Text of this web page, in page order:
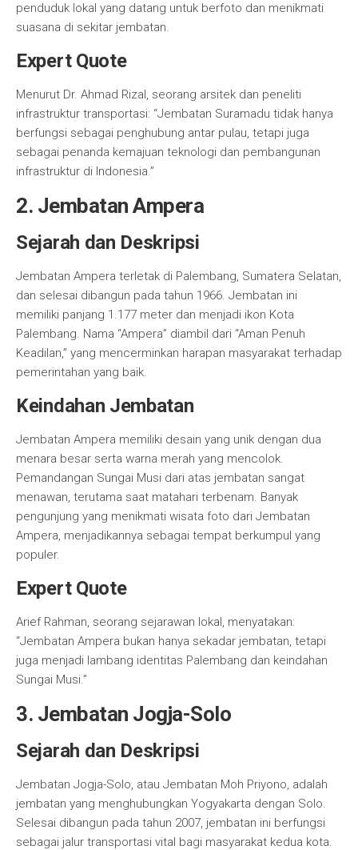
penduduk lokal yang datang untuk berfoto dan menikmati
suasana di sekitar jembatan.
Expert Quote
Menurut Dr. Ahmad Rizal, seorang arsitek dan peneliti
infrastruktur transportasi: “Jembatan Suramadu tidak hanya
berfungsi sebagai penghubung antar pulau, tetapi juga
sebagai penanda kemajuan teknologi dan pembangunan
infrastruktur di Indonesia.”
2. Jembatan Ampera
Sejarah dan Deskripsi
Jembatan Ampera terletak di Palembang, Sumatera Selatan,
dan selesai dibangun pada tahun 1966. Jembatan ini
memiliki panjang 1.177 meter dan menjadi ikon Kota
Palembang. Nama “Ampera” diambil dari “Aman Penuh
Keadilan,” yang mencerminkan harapan masyarakat terhadap
pemerintahan yang baik.
Keindahan Jembatan
Jembatan Ampera memiliki desain yang unik dengan dua
menara besar serta warna merah yang mencolok.
Pemandangan Sungai Musi dari atas jembatan sangat
menawan, terutama saat matahari terbenam. Banyak
pengunjung yang menikmati wisata foto dari Jembatan
Ampera, menjadikannya sebagai tempat berkumpul yang
populer.
Expert Quote
Arief Rahman, seorang sejarawan lokal, menyatakan:
“Jembatan Ampera bukan hanya sekadar jembatan, tetapi
juga menjadi lambang identitas Palembang dan keindahan
Sungai Musi.”
3. Jembatan Jogja-Solo
Sejarah dan Deskripsi
Jembatan Jogja-Solo, atau Jembatan Moh Priyono, adalah
jembatan yang menghubungkan Yogyakarta dengan Solo.
Selesai dibangun pada tahun 2007, jembatan ini berfungsi
sebagai jalur transportasi vital bagi masyarakat kedua kota.